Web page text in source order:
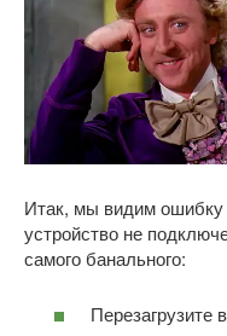
Итак, мы видим ошибку
устройство не
самого банального:
Перезагрузите